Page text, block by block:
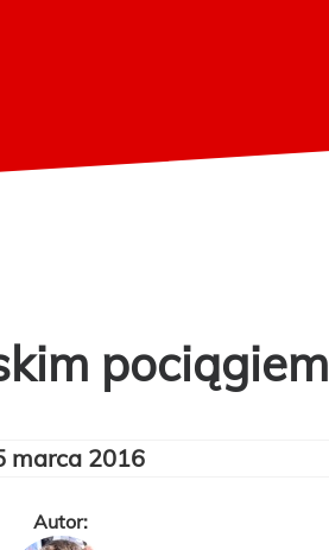
pociągiem
marca 2016
Autor: